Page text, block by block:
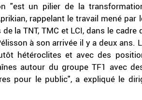
"est un pilier de la
rappelant le travail mené
la TNT, TMC et LCI, dans le
à son arrivée il y a deux
hétéroclites et avec des
autour du groupe TF1 avec
pour le public", a expliqué le